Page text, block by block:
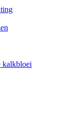
kalkbloei